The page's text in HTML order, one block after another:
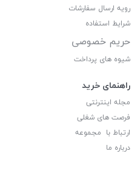
رویه ارسال سفارشات
شرایط استفاده
حریم خصوصی
شیوه های پرداخت
راهنمای خرید
مجله اینترنتی
فرصت های شغلی
ارتباط با مجموعه
درباره ما